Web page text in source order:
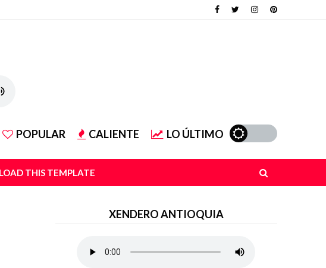
POPULAR CALIENTE LO ÚLTIMO
THIS TEMPLATE
XENDERO ANTIOQUIA